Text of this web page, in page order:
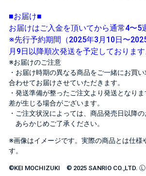
■お届け■
お届けはご入金を頂いてから通常4〜5
※先行予約期間（2025年3月10日〜
月9日以降順次発送を予定しております
※お届けのご注意
・お届け時期の異なる商品をご一緒にお買
合わせてお届けさせていただきます。
・発送準備が整ったご注文より発送となり
差が生じる場合がございます。
・ご注文状況によっては、商品発売日以降
あらかじめご了承ください。
※画像はイメージです。実際の商品とは仕様
す。
©KEI MOCHIZUKI © 2025 SANRIO CO.,LTD. Ⓛ